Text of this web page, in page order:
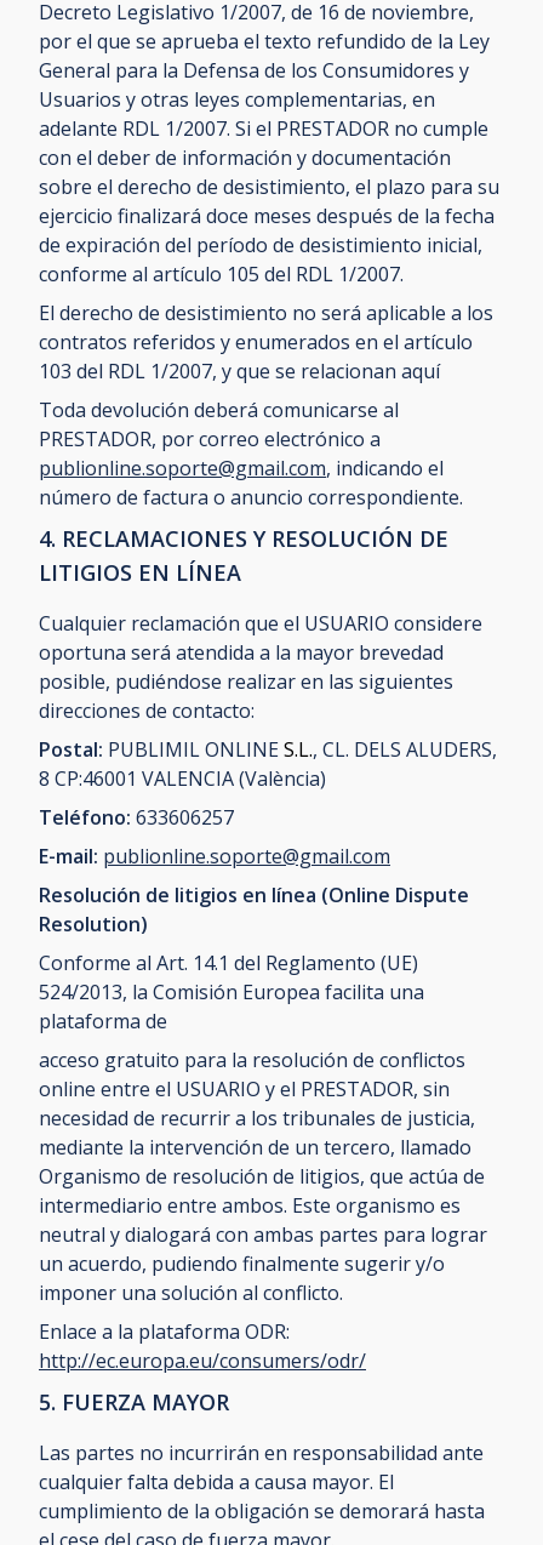
Decreto Legislativo 1/2007, de 16 de noviembre,
por el que se aprueba el texto refundido de la Ley
General para la Defensa de los Consumidores y
Usuarios y otras leyes complementarias, en
adelante RDL 1/2007. Si el PRESTADOR no cumple
con el deber de información y documentación
sobre el derecho de desistimiento, el plazo para su
ejercicio finalizará doce meses después de la fecha
de expiración del período de desistimiento inicial,
conforme al artículo 105 del RDL 1/2007.
El derecho de desistimiento no será aplicable a los
contratos referidos y enumerados en el artículo
103 del RDL 1/2007, y que se relacionan aquí
Toda devolución deberá comunicarse al
PRESTADOR, por correo electrónico a
publionline.soporte@gmail.com, indicando el
número de factura o anuncio correspondiente.
4. RECLAMACIONES Y RESOLUCIÓN DE
LITIGIOS EN LÍNEA
Cualquier reclamación que el USUARIO considere
oportuna será atendida a la mayor brevedad
posible, pudiéndose realizar en las siguientes
direcciones de contacto:
Postal: PUBLIMIL ONLINES.L., CL. DELS ALUDERS,
8 CP:46001 VALENCIA (València)
Teléfono: 633606257
E-mail: publionline.soporte@gmail.com
Resolución de litigios en línea (Online Dispute
Resolution)
Conforme al Art. 14.1 del Reglamento (UE)
524/2013, la Comisión Europea facilita una
plataforma de
acceso gratuito para la resolución de conflictos
online entre el USUARIO y el PRESTADOR, sin
necesidad de recurrir a los tribunales de justicia,
mediante la intervención de un tercero, llamado
Organismo de resolución de litigios, que actúa de
intermediario entre ambos. Este organismo es
neutral y dialogará con ambas partes para lograr
un acuerdo, pudiendo finalmente sugerir y/o
imponer una solución al conflicto.
Enlace a la plataforma ODR:
http://ec.europa.eu/consumers/odr/
5. FUERZA MAYOR
Las partes no incurrirán en responsabilidad ante
cualquier falta debida a causa mayor. El
cumplimiento de la obligación se demorará hasta